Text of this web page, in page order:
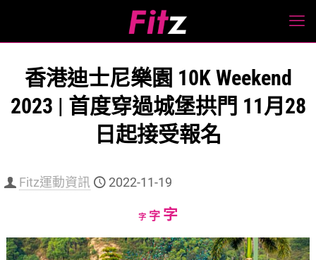
香港迪士尼樂園 10K Weekend
2023 | 首度穿過城堡拱門 11月28
日起接受報名
Fitz運動資訊 2022-11-19
字Decrease
size.
字Reset
size.
字Increase
size.